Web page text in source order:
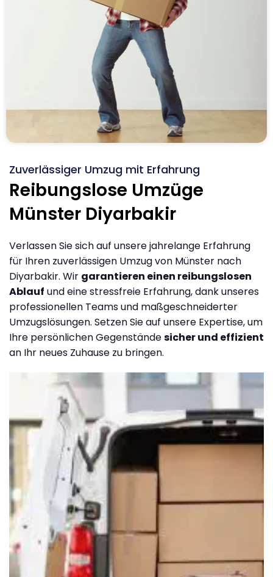
Zuverlässiger Umzug mit Erfahrung
Reibungslose Umzüge
Münster Diyarbakir
Verlassen Sie sich auf unsere jahrelange Erfahrung
für Ihren zuverlässigen Umzug von Münster nach
Diyarbakir. Wir garantieren einen reibungslosen
Ablauf und eine stressfreie Erfahrung, dank unseres
professionellen Teams und maßgeschneiderter
Umzugslösungen. Setzen Sie auf unsere Expertise, um
Ihre persönlichen Gegenständesicher und effizient
an Ihr neues Zuhause zu bringen.